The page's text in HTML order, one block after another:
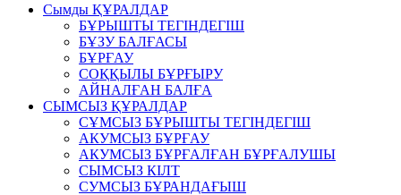
Сымды ҚҰРАЛДАР
БҰРЫШТЫ ТЕГІНДЕГІШ
БҰЗУ БАЛҒАСЫ
БҰРҒАУ
СОҚҚЫЛЫ БҰРҒЫРУ
АЙНАЛҒАН БАЛҒА
СЫМСЫЗ ҚҰРАЛДАР
СҰМСЫЗ БҰРЫШТЫ ТЕГІНДЕГІШ
АКУМСЫЗ БҰРҒАУ
АКУМСЫЗ БҰРҒАЛҒАН БҰРҒАЛУШЫ
СЫМСЫЗ КІЛТ
СУМСЫЗ БҰРАНДАҒЫШ